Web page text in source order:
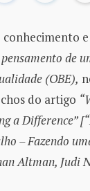
conhecimento
de
(OBE),
do artigo
a Difference”
– Fazendo
Altman, Judi